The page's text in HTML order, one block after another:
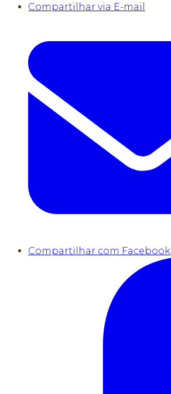
Compartilhar via E-mail
Compartilhar com Facebook